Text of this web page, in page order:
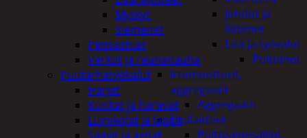
Johdot ja
liittimet
Lisä ja työvalot
Polttimot
Irtomoottorit,
aggregaatit
Aggregaatit
Lisälaitteet
Polttoainesäiliöt,
Myrkyt
Siemenet
Pensastuet
Verkot ja reunanauha
Puutarhatyökalut
Harjat
Kuokat ja haravat
Lumikolat ja lapiot